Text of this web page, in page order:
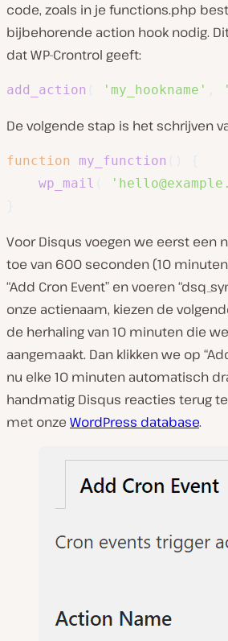
code, zoals in je functions.php
bijbehorende action hook nodig.
dat WP-Crontrol geeft:
add_action 'my_hookname'
De volgende stap is het schrijven
function my_function
wp_mail
Voor Disqus voegen we eerst een
toe van 600 seconden (10
“Add Cron Event” en voeren
onze actienaam, kiezen de
de herhaling van 10 minuten die
aangemaakt. Dan klikken we op
nu elke 10 minuten automatisch
handmatig Disqus reacties terug
met onze WordPress database.